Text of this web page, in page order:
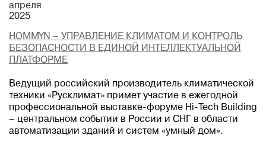
апреля
2025
HOMMYN – УПРАВЛЕНИЕ КЛИМАТОМ И КОНТРОЛЬ
БЕЗОПАСНОСТИ В ЕДИНОЙ ИНТЕЛЛЕКТУАЛЬНОЙ
ПЛАТФОРМЕ
Ведущий российский производитель климатической
техники «Русклимат» примет участие в ежегодной
профессиональной выставке-форуме Hi-Tech Building
– центральном событии в России и СНГ в области
автоматизации зданий и систем «умный дом».